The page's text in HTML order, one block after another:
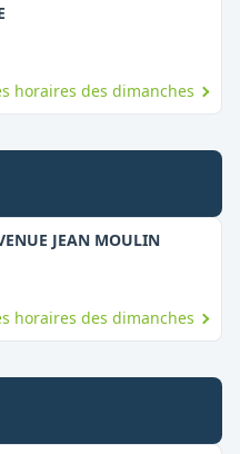
,
horaires des dimanches
JEAN MOULIN,
horaires des dimanches